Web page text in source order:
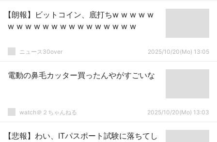
【朗報】ビットコイン、底打ちw w w w w
w w w w w w w w w w w w w w w
ニュース30over 2025/10/20(Mo) 13:05
電動の鼻毛カッター買ったんやがすごいな
watch＠２ちゃんねる 2025/10/20(Mo) 13:03
【悲報】わい、ITパスポート試験に落ちてし